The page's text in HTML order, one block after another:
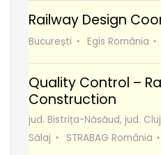
Railway Design
București Egis România
Quality Control –
Construction
jud. Bistrița-Năsăud, jud.
Sălaj
STRABAG România